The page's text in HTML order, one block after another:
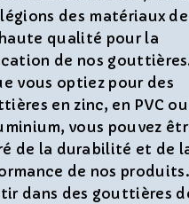
des matériaux de
haute qualité pour la
de nos
vous optiez pour des
en zinc, en PVC ou
vous pouvez
de la durabilité et de
de nos produits.
dans des gouttières